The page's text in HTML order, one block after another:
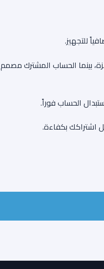
للتجهيز.
بينما الحساب المشترك مصمم
الحساب فوراً.
اشتراكك بكفاءة.